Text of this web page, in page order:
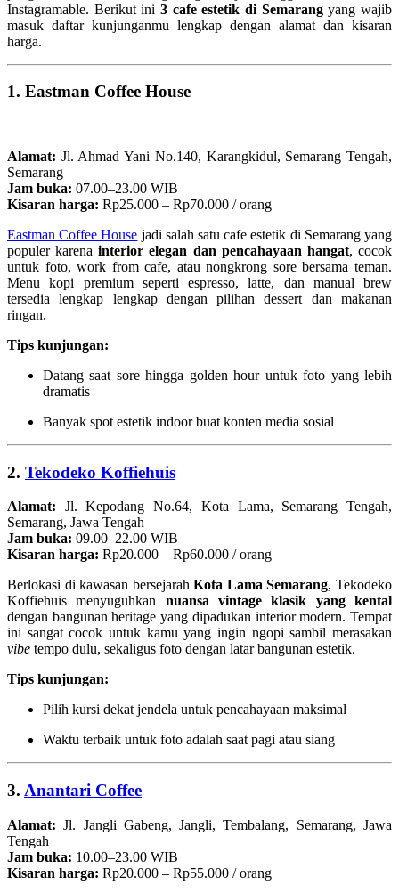
Instagramable. Berikut ini 3 cafe estetik di Semarangyang wajib
masuk daftar kunjunganmu lengkap dengan alamat dan kisaran
harga.
1. Eastman Coffee House
Alamat: Jl. Ahmad Yani No.140, Karangkidul, Semarang Tengah,
Semarang
Jam buka: 07.00–23.00 WIB
Kisaran harga: Rp25.000 – Rp70.000 / orang
Eastman Coffee House jadi salah satu cafe estetik di Semarang yang
populer karenainterior elegan dan pencahayaan hangat, cocok
untuk foto, work from cafe, atau nongkrong sore bersama teman.
Menu kopi premium seperti espresso, latte, dan manual brew
tersedia lengkap lengkap dengan pilihan dessert dan makanan
ringan.
Tips kunjungan:
Datang saat sore hingga golden hour untuk foto yang lebih
dramatis
Banyak spot estetik indoor buat konten media sosial
2. Tekodeko Koffiehuis
Alamat: Jl. Kepodang No.64, Kota Lama, Semarang Tengah,
Semarang, Jawa Tengah
Jam buka: 09.00–22.00 WIB
Kisaran harga: Rp20.000 – Rp60.000 / orang
Berlokasi di kawasan bersejarahKota Lama Semarang, Tekodeko
Koffiehuis menyuguhkan nuansa vintage klasik yang kental
dengan bangunan heritage yang dipadukan interior modern. Tempat
ini sangat cocok untuk kamu yang ingin ngopi sambil merasakan
vibe tempo dulu, sekaligus foto dengan latar bangunan estetik.
Tips kunjungan:
Pilih kursi dekat jendela untuk pencahayaan maksimal
Waktu terbaik untuk foto adalah saat pagi atau siang
3. Anantari Coffee
Alamat: Jl. Jangli Gabeng, Jangli, Tembalang, Semarang, Jawa
Tengah
Jam buka: 10.00–23.00 WIB
Kisaran harga: Rp20.000 – Rp55.000 / orang